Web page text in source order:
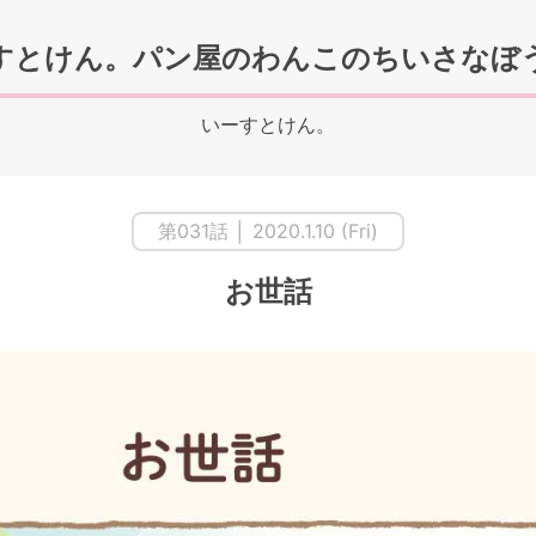
とけん。パン屋のわんこのちいさなぼ
いーすとけん。
第031話 │ 2020.1.10 (Fri)
お世話